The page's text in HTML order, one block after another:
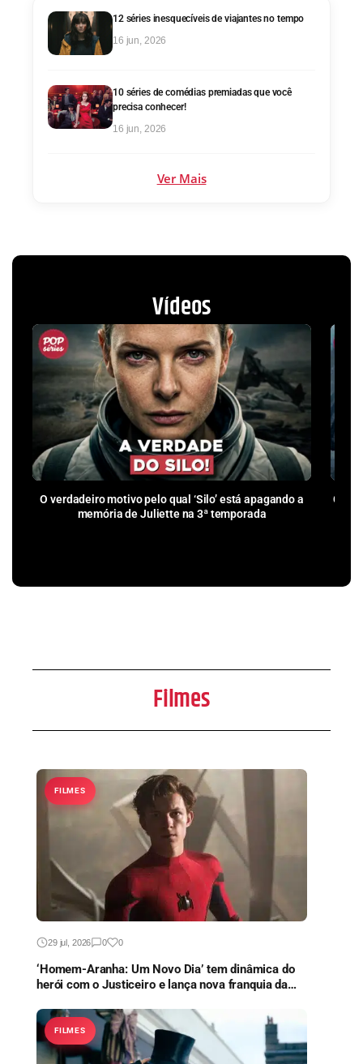
12 séries inesquecíveis de viajantes no tempo
16 jun, 2026
10 séries de comédias premiadas que você
precisa conhecer!
16 jun, 2026
Ver Mais
Vídeos
O verdadeiro motivo pelo qual ‘Silo’ está apagando a
memória de Juliette na 3ª temporada
Filmes
FILMES
29 jul, 2026 0 0
‘Homem-Aranha: Um Novo Dia’ tem dinâmica do
herói com o Justiceiro e lança nova franquia da
FILMES